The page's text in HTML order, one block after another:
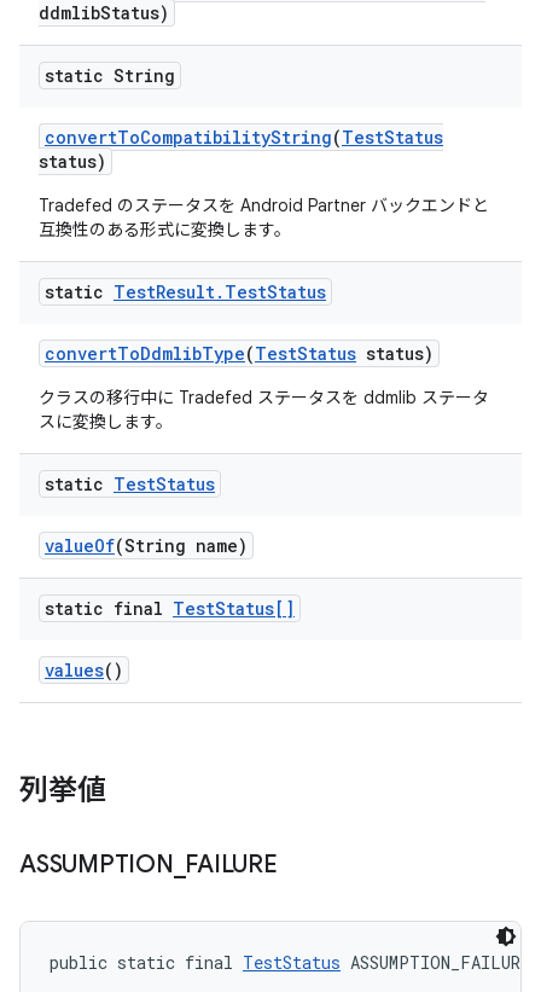
ddmlibStatus)
static String
convertToCompatibilityString(TestStatus
status)
Tradefed のステータスを Android Partner バックエンドと
互換性のある形式に変換します。
static TestResult. TestStatus
convertToDdmlibType(TestStatus status)
クラスの移行中に Tradefed ステータスを ddmlib ステータ
スに変換します。
static TestStatus
valueOf(String name)
static final TestStatus[]
values()
列挙値
ASSUMPTION FAILURE
public static final TestStatus ASSUMPTION_FAILURE